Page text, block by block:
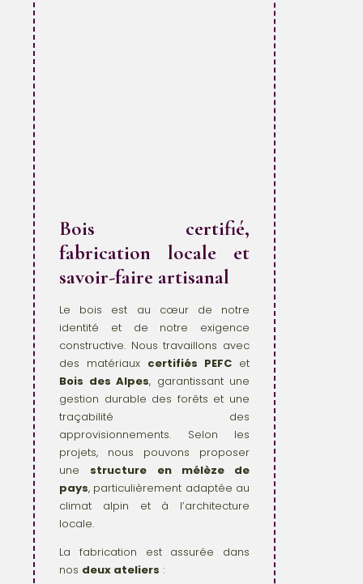
Bois certifié,
fabrication locale et
savoir-faire artisanal
Le bois est au cœur de notre
identité et de notre exigence
constructive. Nous travaillons avec
des matériaux certifiés PEFC et
Bois des Alpes, garantissant une
gestion durable des forêts et une
traçabilité des
approvisionnements. Selon les
projets, nous pouvons proposer
une structure en mélèze de
pays, particulièrement adaptée au
climat alpin et à l’architecture
locale.
La fabrication est assurée dans
nos deux ateliers :